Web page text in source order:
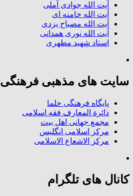
آیت الله جوادی آملی
آیت الله خامنه ای
آیت الله مصباح یزدی
آیت الله نوری همدانی
استاد شهید مطهری
سایت های مذهبی فرهنگی
پایگاه فرهنگی حلما
دائرة المعارف فقه اسلامی
مجمع جهانی اهل بیت
مرکز اسلامی انگلیس
مرکز الاشعاع الاسلامی
کانال های تلگرام